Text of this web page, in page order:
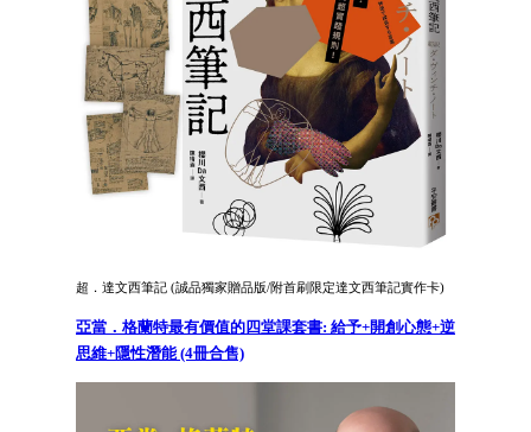
超．達文西筆記 (誠品獨家贈品版/附首刷限定達文西筆記實作卡)
亞當．格蘭特最有價值的四堂課套書: 給予+開創心態+逆
思維+隱性潛能 (4冊合售)